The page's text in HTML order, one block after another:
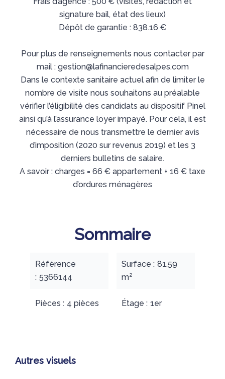
signature bail, état des lieux)
Dépôt de garantie : 838.16 €
Pour plus de renseignements nous contacter par
mail : gestion@lafinancieredesalpes.com
Dans le contexte sanitaire actuel afin de limiter le
nombre de visite nous souhaitons au préalable
vérifier l’éligibilité des candidats au dispositif Pinel
ainsi qu’à l’assurance loyer impayé. Pour cela, il est
nécessaire de nous transmettre le dernier avis
d’imposition (2020 sur revenus 2019) et les 3
derniers bulletins de salaire.
A savoir : charges = 66 € appartement + 16 € taxe
d’ordures ménagères
Sommaire
Référence
5366144
Pièces 4 pièces
Surface
81.59
m²
Étage 1er
Autres visuels